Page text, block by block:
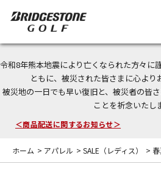
令和8年熊本地震により亡くなられた方々に
ともに、被災された皆さまに心より
被災地の一日でも早い復旧と、被災者の皆
ことを祈念いたし
＜夏季休暇中のご注文・発送・お問い合わ
今なら新規会員登録で1,000円OFFクーポ
＜商品配送に関するお知らせ＞
ホーム > アパレル > SALE（レディス） >